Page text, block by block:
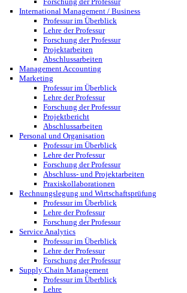
International Management / Business
Professur im Überblick
Lehre der Professur
Forschung der Professur
Projektarbeiten
Abschlussarbeiten
Management Accounting
Marketing
Professur im Überblick
Lehre der Professur
Forschung der Professur
Projektbericht
Abschlussarbeiten
Personal und Organisation
Professur im Überblick
Lehre der Professur
Forschung der Professur
Abschluss- und Projektarbeiten
Praxiskollaborationen
Rechnungslegung und Wirtschaftsprüfung
Professur im Überblick
Lehre der Professur
Forschung der Professur
Service Analytics
Professur im Überblick
Lehre der Professur
Forschung der Professur
Supply Chain Management
Professur im Überblick
Lehre